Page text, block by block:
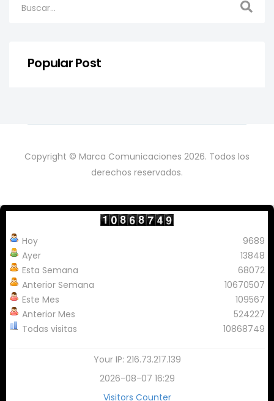
Popular Post
Copyright © Marca Comunicaciones 2026. Todos los
derechos reservados.
Hoy
Ayer
Esta Semana
Anterior Semana
Este Mes
Anterior Mes
Todas visitas
9689
13848
68072
10670507
109567
524227
10868749
Your IP: 216.73.217.139
2026-08-07 16:29
Visitors Counter